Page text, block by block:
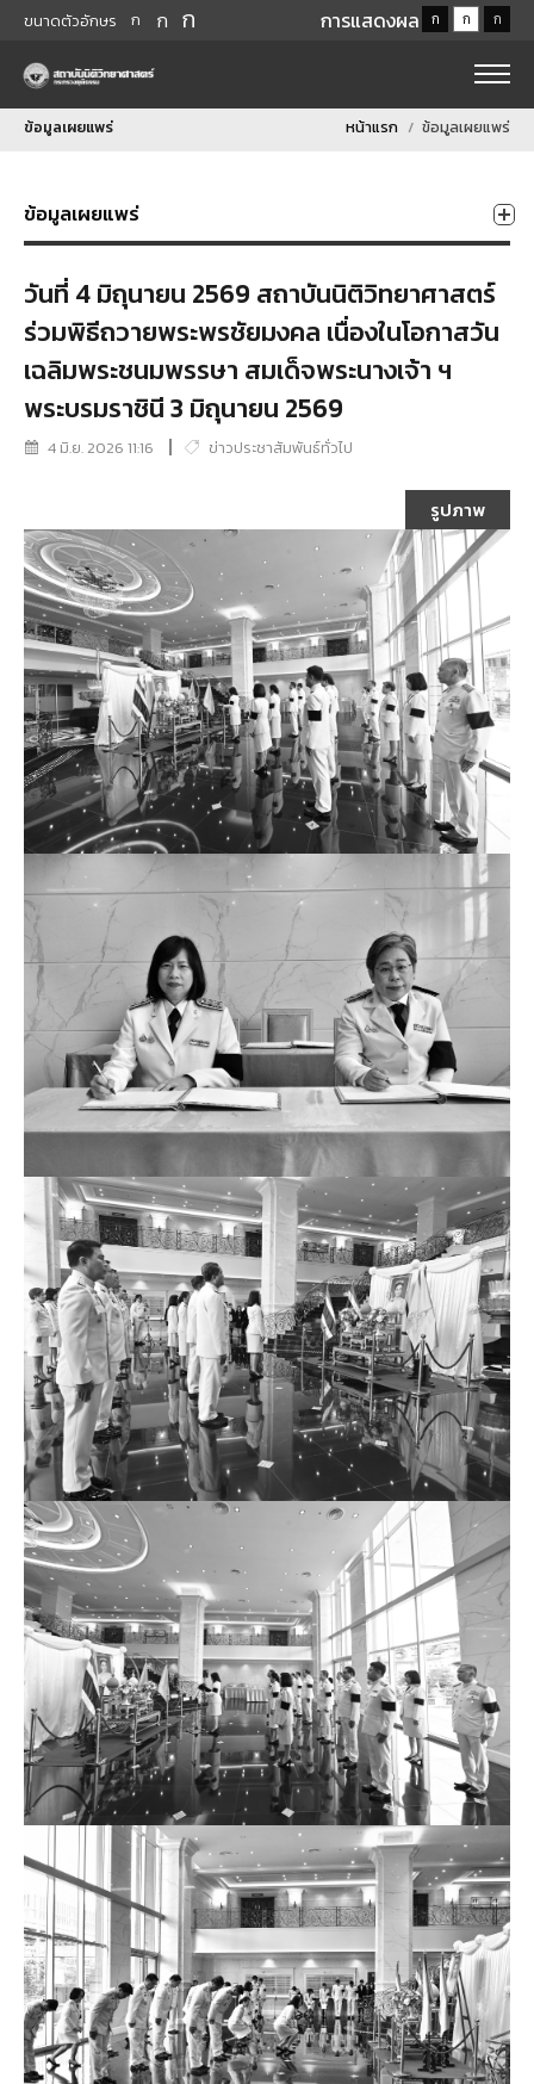
ขนาดตัวอักษร ก ก ก การแสดงผล ก ก ก
ข้อมูลเผยแพร่ หน้าแรก ข้อมูลเผยแพร่
ข้อมูลเผยแพร่
วันที่ 4 มิถุนายน 2569 สถาบันนิติวิทยาศาสตร์
ร่วมพิธีถวายพระพรชัยมงคล เนื่องในโอกาสวัน
เฉลิมพระชนมพรรษา สมเด็จพระนางเจ้า ฯ
พระบรมราชินี 3 มิถุนายน 2569
4 มิ.ย. 2026 11:16 ข่าวประชาสัมพันธ์ทั่วไป
รูปภาพ